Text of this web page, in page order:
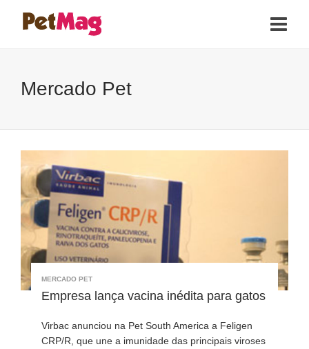
Mercado Pet
MERCADO PET
Empresa lança vacina inédita para gatos
Virbac anunciou na Pet South America a Feligen
CRP/R, que une a imunidade das principais viroses